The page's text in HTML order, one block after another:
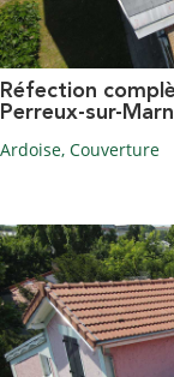
Réfection
Perreux-sur-
Ardoise, Couverture